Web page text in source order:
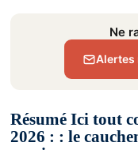
Ne
Alertes
Résumé Ici tout
2026 : : le